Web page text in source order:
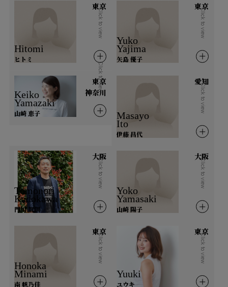
滋賀県 京都府
兵庫県 奈良県
中国
岡山県
山口県
四国
九州・沖縄
福岡県 佐賀県 長崎県
東京
Hitomi
ヒトミ
Click to view
東京
Yuko
Yajima
矢島 優子
Click to view
東京
神奈川
Keiko
Yamazaki
山崎 恵子
Click to view 愛知
Masayo
Ito
伊藤 昌代
Click to view
大阪
Tomonori
Kadokawa
門川 智則
Click to view
大阪
Yoko
Yamasaki
山崎 陽子
Click to view
東京
Honoka
Minami
南 帆乃佳
Click to view
東京
Yuuki
ユウキ
Click to view